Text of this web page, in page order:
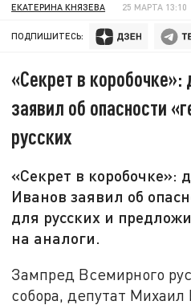
ЕКАТЕРИНА КНЯЗЕВА 25 МАРТА 13:10
ПОДПИШИТЕСЬ:
«Секрет в коробочке»:
заявил об опасности
русских
«Секрет в коробочке»:
Иванов заявил об
для русских и
на аналоги.
Зампред Всемирного
собора, депутат